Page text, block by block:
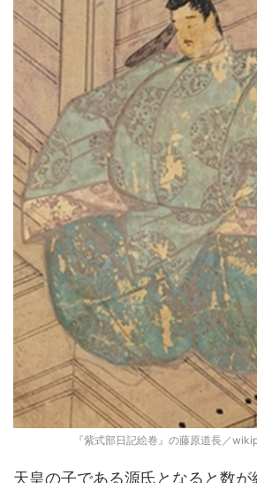
『紫式部日記絵巻』の藤原道長／
天皇の子である源氏となると数が